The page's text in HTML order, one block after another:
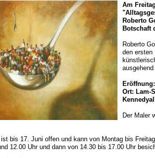
Am
Roberto
Botschaft
Roberto
den ersten
Ort: Lam-
Der Maler
bis 17. Juni offen und kann von Montag bis Freitag,
12.00 Uhr und dann von 14.30 bis 17.00 Uhr